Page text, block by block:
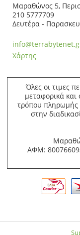
Μαραθώνος 5,
210 5777709
Δευτέρα -
Χάρτης
Όλες οι τιμες
μεταφορικά και
τρόπου πληρωμής
στην
ΑΦΜ: